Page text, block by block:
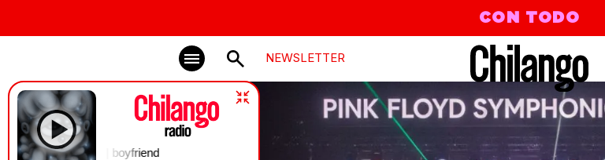
CON TODO
NEWSLETTER
2charm | boyfriend